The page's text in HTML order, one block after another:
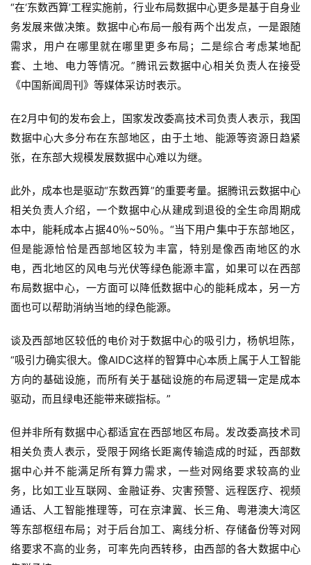
“在‘东数西算’工程实施前，行业布局数据中心更多是基于自身业
务发展来做决策。数据中心布局一般有两个出发点，一是跟随
需求，用户在哪里就在哪里更多布局；二是综合考虑某地配
套、土地、电力等情况。”腾讯云数据中心相关负责人在接受
《中国新闻周刊》等媒体采访时表示。
在2月中旬的发布会上，国家发改委高技术司负责人表示，我国
数据中心大多分布在东部地区，由于土地、能源等资源日趋紧
张，在东部大规模发展数据中心难以为继。
此外，成本也是驱动“东数西算”的重要考量。据腾讯云数据中心
相关负责人介绍，一个数据中心从建成到退役的全生命周期成
本中，能耗成本占据40％~50％。“当下用户集中于东部地区，
但是能源恰恰是西部地区较为丰富，特别是像西南地区的水
电，西北地区的风电与光伏等绿色能源丰富，如果可以在西部
布局数据中心，一方面可以降低数据中心的能耗成本，另一方
面也可以帮助消纳当地的绿色能源。
谈及西部地区较低的电价对于数据中心的吸引力，杨帆坦陈，
“吸引力确实很大。像AIDC这样的智算中心本质上属于人工智能
方向的基础设施，而所有关于基础设施的布局逻辑一定是成本
驱动，而且绿电还能带来碳指标。”
但并非所有数据中心都适宜在西部地区布局。发改委高技术司
相关负责人表示，受限于网络长距离传输造成的时延，西部数
据中心并不能满足所有算力需求，一些对网络要求较高的业
务，比如工业互联网、金融证券、灾害预警、远程医疗、视频
通话、人工智能推理等，可在京津冀、长三角、粤港澳大湾区
等东部枢纽布局；对于后台加工、离线分析、存储备份等对网
络要求不高的业务，可率先向西转移，由西部的各大数据中心